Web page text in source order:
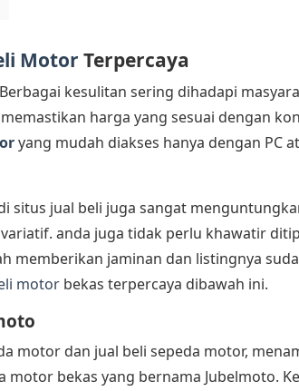
Motor Terpercaya
kesulitan sering dihadapi
harga yang sesuai dengan
yang mudah diakses hanya dengan PC
situs jual beli juga sangat
anda juga tidak perlu khawatir
memberikan jaminan dan listingnya
motor bekas terpercaya dibawah ini.
motor dan jual beli sepeda motor,
motor bekas yang bernama Jubelmoto.